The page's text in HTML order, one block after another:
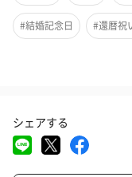
スリランカ（セイロン
オーガニック紅茶。英
#結婚記念日 #還暦祝
#父の日
#妹 #姉
シェアする